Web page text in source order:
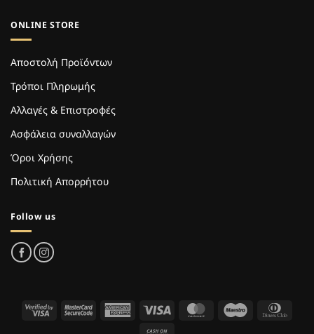
ONLINE STORE
Αποστολή Προϊόντων
Τρόποι Πληρωμής
Αλλαγές & Επιστροφές
Ασφάλεια συναλλαγών
Όροι Χρήσης
Πολιτική Απορρήτου
Follow us
Visa
MasterCard American
MasterCard Maestro